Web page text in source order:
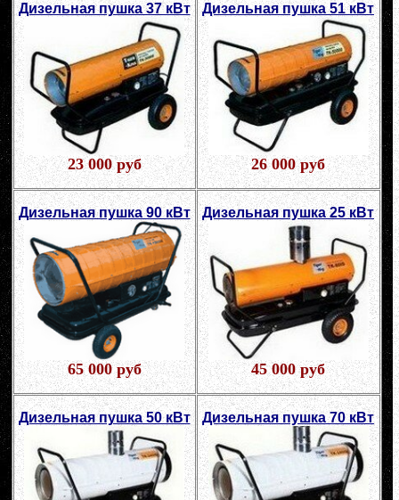
Дизельная пушка 37 кВт
23 000 руб
Дизельная пушка 51 кВт
26 000 руб
Дизельная пушка 90 кВт
65 000 руб
Дизельная пушка 25 кВт
45 000 руб
Дизельная пушка 50 кВт Дизельная пушка 70 кВт